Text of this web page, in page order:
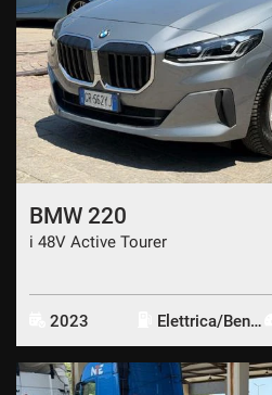
BMW 220
i 48V Active Tourer
2023 Elettrica/Benzina